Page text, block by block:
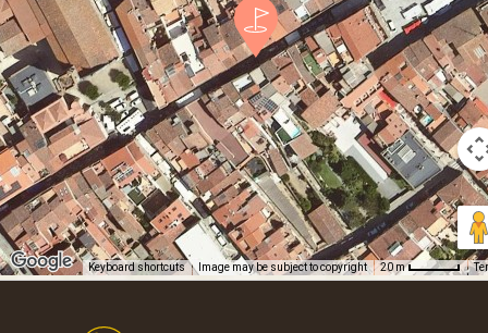
Keyboard shortcuts Image may be subject to copyright 20 m